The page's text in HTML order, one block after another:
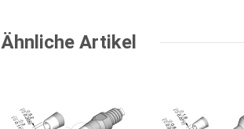
Ähnliche Artikel